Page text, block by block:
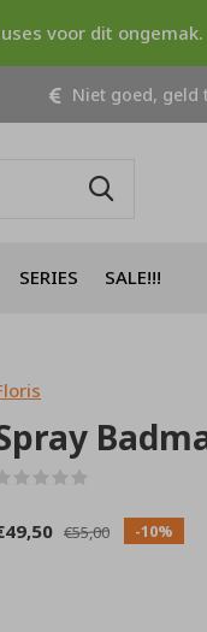
SERIES SALE!!!
Niet goed, geld
voor dit ongemak.
€55,00 -10%